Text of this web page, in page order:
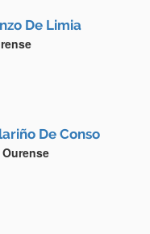
De Limia
De Conso